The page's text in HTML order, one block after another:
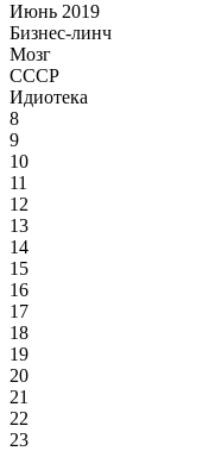
Июнь 2019
Бизнес-линч
Мозг
СССР
Идиотека
8
9
10
11
12
13
14
15
16
17
18
19
20
21
22
23